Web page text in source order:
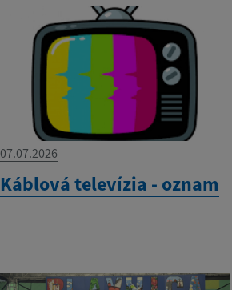
07.07.2026
Káblová televízia - oznam